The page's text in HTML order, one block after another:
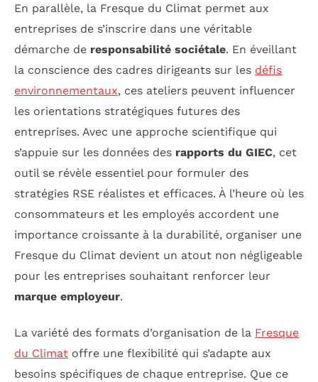
En parallèle, la Fresque du Climat permet aux
entreprises de s’inscrire dans une véritable
démarche de responsabilité sociétale. En éveillant
la conscience des cadres dirigeants sur les défis
environnementaux, ces ateliers peuvent influencer
les orientations stratégiques futures des
entreprises. Avec une approche scientifique qui
s’appuie sur les données des rapports du GIEC, cet
outil se révèle essentiel pour formuler des
stratégies RSE réalistes et efficaces. À l’heure où les
consommateurs et les employés accordent une
importance croissante à la durabilité, organiser une
Fresque du Climat devient un atout non négligeable
pour les entreprises souhaitant renforcer leur
marque employeur.
La variété des formats d’organisation de la Fresque
du Climat offre une flexibilité qui s’adapte aux
besoins spécifiques de chaque entreprise. Que ce